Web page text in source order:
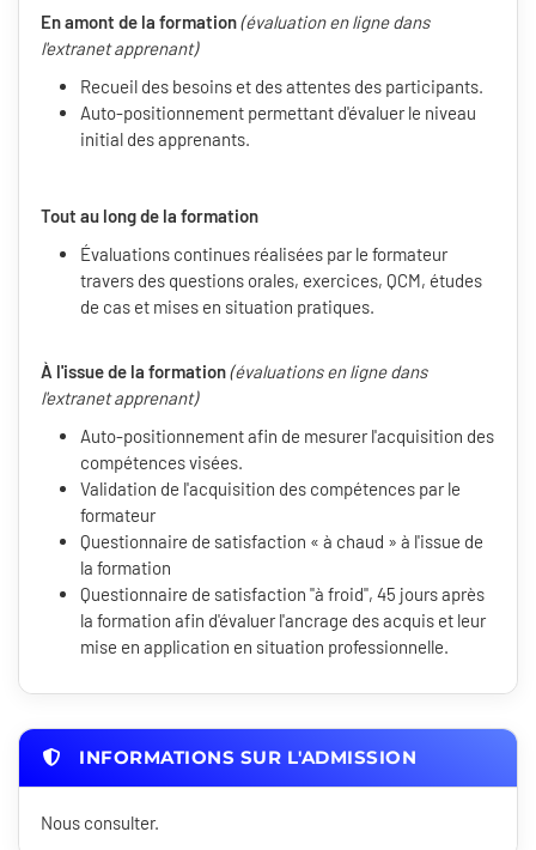
En amont de la formation(évaluation en ligne dans
l'extranet apprenant)
Recueil des besoins et des attentes des participants.
Auto-positionnement permettant d'évaluer le niveau
initial des apprenants.
Tout au long de la formation
Évaluations continues réalisées par le formateur
travers des questions orales, exercices, QCM, études
de cas et mises en situation pratiques.
À l'issue de la formation(évaluations en ligne dans
l'extranet apprenant)
Auto-positionnement afin de mesurer l'acquisition des
compétences visées.
Validation de l'acquisition des compétences par le
formateur
Questionnaire de satisfaction « à chaud » à l'issue de
la formation
Questionnaire de satisfaction "à froid", 45 jours après
la formation afin d'évaluer l'ancrage des acquis et leur
mise en application en situation professionnelle.
INFORMATIONS SUR L'ADMISSION
Nous consulter.